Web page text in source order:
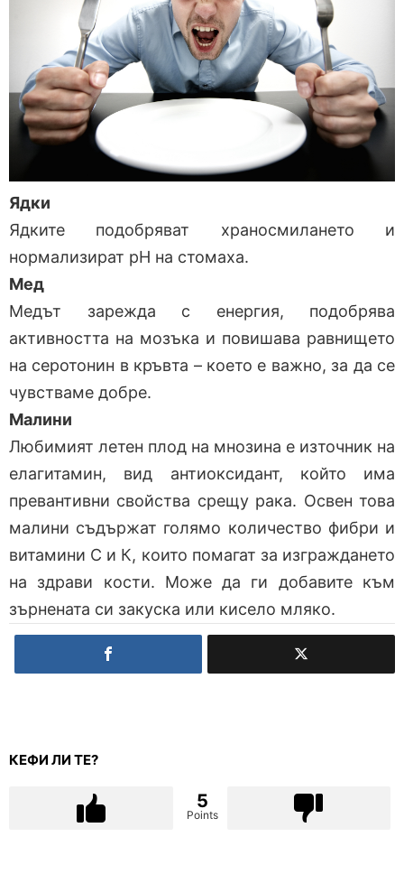
Ядки
Ядките подобряват храносмилането и
нормализират pH на стомаха.
Мед
Медът зарежда с енергия, подобрява
активността на мозъка и повишава равнището
на серотонин в кръвта – което е важно, за да се
чувстваме добре.
Малини
Любимият летен плод на мнозина е източник на
елагитамин, вид антиоксидант, който има
превантивни свойства срещу рака. Освен това
малини съдържат голямо количество фибри и
витамини С и К, които помагат за изграждането
на здрави кости. Може да ги добавите към
зърнената си закуска или кисело мляко.
КЕФИ ЛИ ТЕ?
5
Points